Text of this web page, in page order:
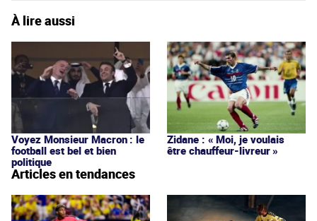
À lire aussi
Voyez Monsieur Macron : le
football est bel et bien
politique
Zidane : « Moi, je voulais
être chauffeur-livreur »
Articles en tendances